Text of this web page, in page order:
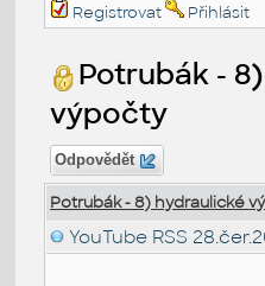
Registrovat
Přihlásit
Potrubák -
výpočty
Odpovědět
Potrubák - 8) hydraulické
YouTube RSS